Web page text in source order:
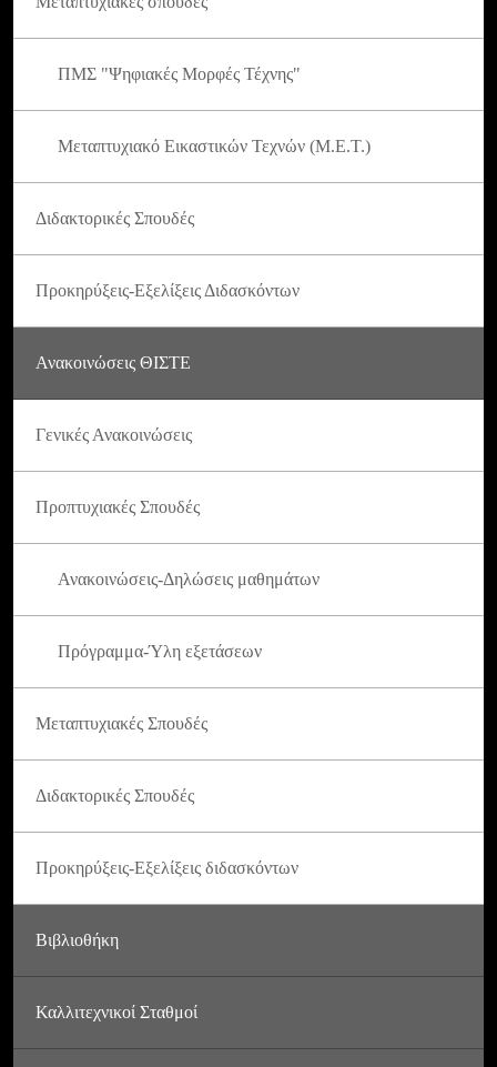
ΠΜΣ "Ψηφιακές Μορφές Τέχνης"
Μεταπτυχιακό Εικαστικών Τεχνών (Μ.Ε.Τ.)
Διδακτορικές Σπουδές
Προκηρύξεις-Εξελίξεις Διδασκόντων
Ανακοινώσεις ΘΙΣΤΕ
Γενικές Ανακοινώσεις
Προπτυχιακές Σπουδές
Ανακοινώσεις-Δηλώσεις μαθημάτων
Πρόγραμμα-Ύλη εξετάσεων
Μεταπτυχιακές Σπουδές
Διδακτορικές Σπουδές
Προκηρύξεις-Εξελίξεις διδασκόντων
Βιβλιοθήκη
Καλλιτεχνικοί Σταθμοί